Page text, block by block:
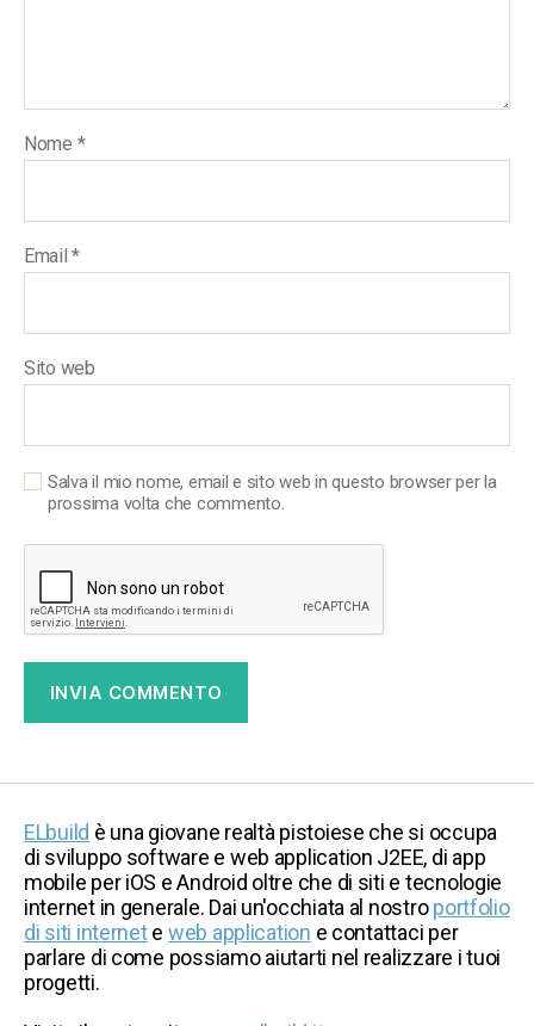
Nome *
Email*
Sito web
Salva il mio nome, email e sito web in questo browser per la
prossima volta che commento.
ELbuild è una giovane realtà pistoiese che si occupa
di sviluppo software e web application J2EE, di app
mobile per iOS e Android oltre che di siti e tecnologie
internet in generale. Dai un'occhiata al nostroportfolio
di siti internete web application e contattaci per
parlare di come possiamo aiutarti nel realizzare i tuoi
progetti.